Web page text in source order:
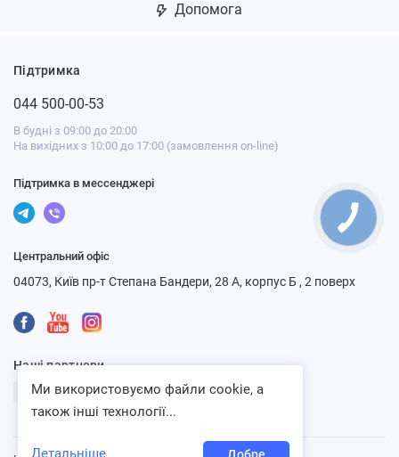
Допомога
Підтримка
044 500-00-53
В будні з 09:00 до 20:00
На вихідних з 10:00 до 17:00 (замовлення on-line)
Підтримка в мессенджері
Центральний офіс
04073, Київ пр-т Степана Бандери, 28 А, корпус Б , 2 поверх
Наші партнери
Ми використовуємо файли cookie, а
також інші технології...
Детальніше